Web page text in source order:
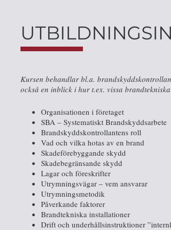
Kursen behandlar bl.a.
också en inblick i hur t.ex. vissa
Organisationen i företaget
SBA – Systematiskt Brandskyddsarbete
Brandskyddskontrollantens roll
Vad och vilka hotas av en brand
Skadeförebyggande skydd
Skadebegränsande skydd
Lagar och föreskrifter
Utrymningsvägar – vem ansvarar
Utrymningsmetodik
Påverkande faktorer
Brandtekniska installationer
Drift och underhållsinstruktioner